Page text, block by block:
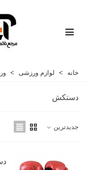
خانه > لوازم ورزشی >
دستکش
جدیدترین